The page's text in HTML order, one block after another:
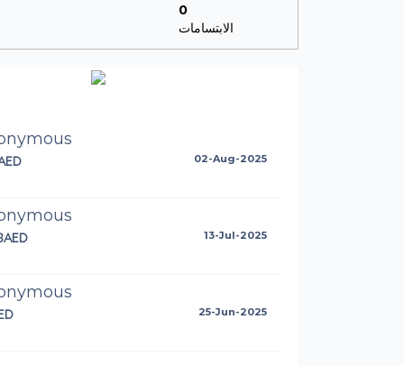
0
الابتسامات
02-Aug-2025
13-Jul-2025
25-Jun-2025